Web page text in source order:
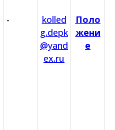
-
kolled
g.depk
@yand
ex.ru
Поло
жени
е